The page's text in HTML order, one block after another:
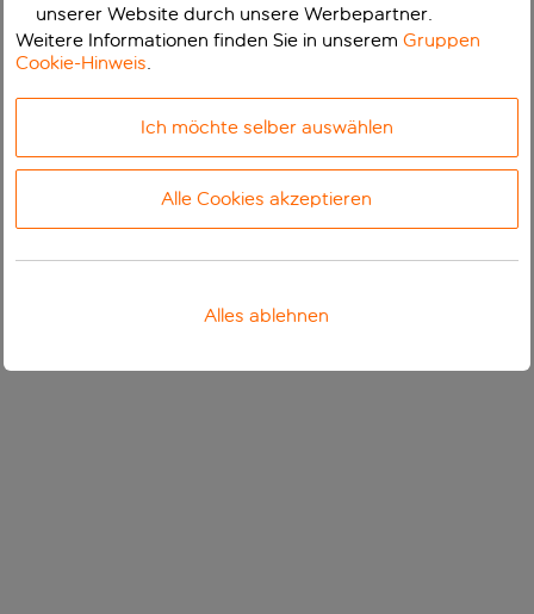
unserer Website durch unsere Werbepartner.
Weitere Informationen finden Sie in unseremGruppen
Cookie-Hinweis.
Ich möchte selber auswählen
Alle Cookies akzeptieren
Alles ablehnen